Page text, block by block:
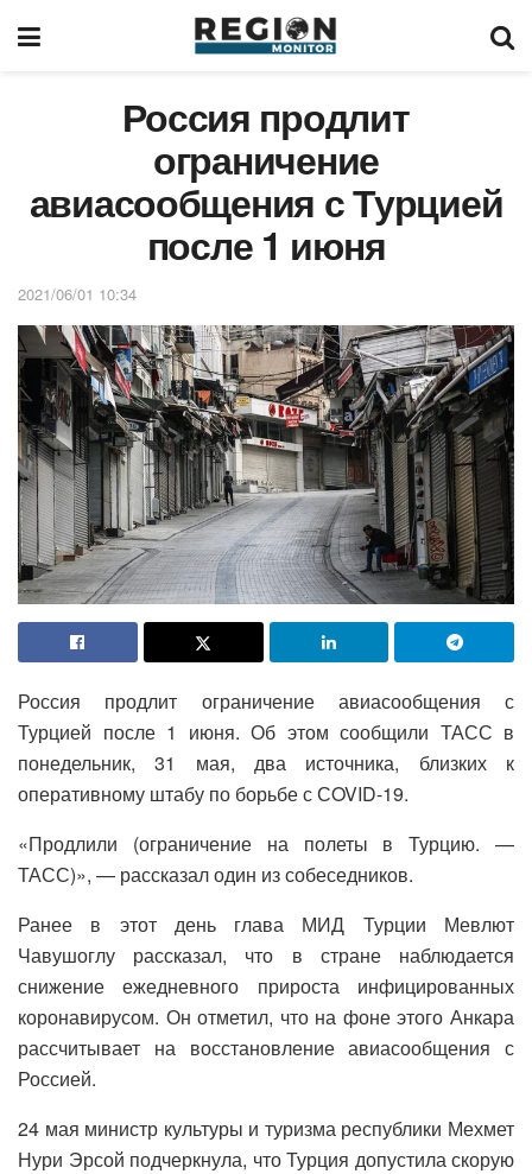
Россия продлит
ограничение
авиасообщения с Турцией
после 1 июня
2021/06/01 10:34
Россия продлит ограничение авиасообщения с
Турцией после 1 июня. Об этом сообщили ТАСС в
понедельник, 31 мая, два источника, близких к
оперативному штабу по борьбе с СOVID-19.
«Продлили (ограничение на полеты в Турцию. —
ТАСС)», — рассказал один из собеседников.
Ранее в этот день глава МИД Турции Мевлют
Чавушоглу рассказал, что в стране наблюдается
снижение ежедневного прироста инфицированных
коронавирусом. Он отметил, что на фоне этого Анкара
рассчитывает на восстановление авиасообщения с
Россией.
24 мая министр культуры и туризма республики Мехмет
Нури Эрсой подчеркнула, что Турция допустила скорую